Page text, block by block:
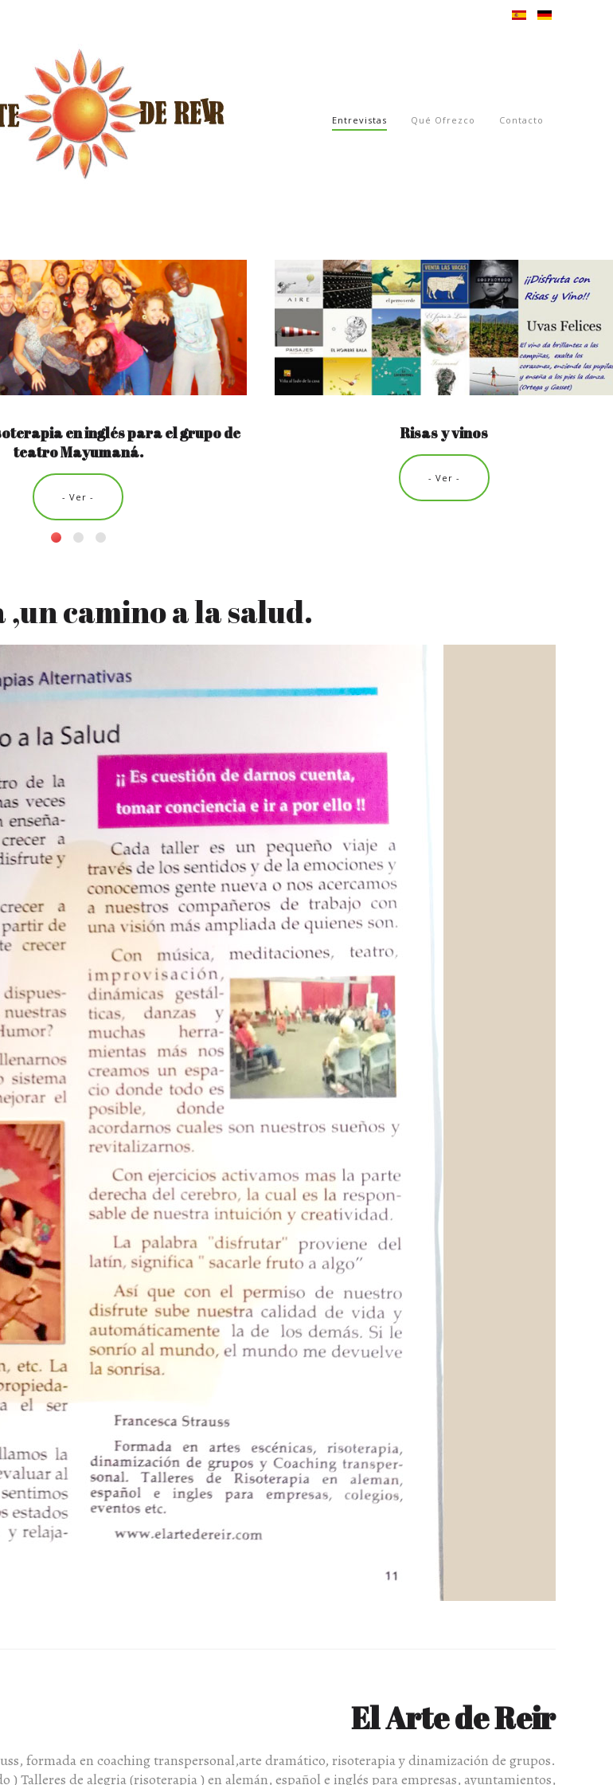
Entrevistas Qué Ofrezco Contacto
en inglés para el grupo de
teatro Mayumaná.
- Ver -
Risas y vinos
- Ver -
camino a la salud.
El Arte de Reir
formada en coaching transpersonal,arte dramático, risoterapia y dinamización de grupos.
Talleres de alegria (risoterapia ) en alemán, español e inglés para empresas, ayuntamientos,